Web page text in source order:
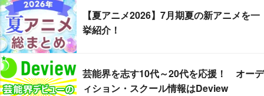
【夏アニメ2026】7月期夏の新アニメを一
挙紹介！
芸能界を志す10代～20代を応援！ オーデ
ィション・スクール情報はDeview